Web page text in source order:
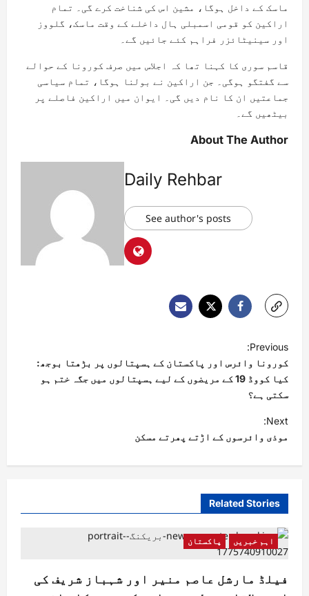
ماسک کے داخل ہوگا، مشین اس کی شناخت کرے گی۔ تمام
اراکین کو قومی اسمبلی ہال داخلے کے وقت ماسک، گلووز
اور سینیٹائزر فراہم کئے جائیں گے۔
قاسم سوری کا کہنا تھا کہ اجلاس میں صرف کورونا کے حوالے
سے گفتگو ہوگی۔ جن اراکین نے بولنا ہوگا، تمام سیاسی
جماعتیں ان کا نام دیں گی۔ ایوان میں اراکین فاصلے پر
بیٹھیں گے۔
About The Author
Daily Rehbar
See author's posts
Previous:
کورونا وائرس اور پاکستان کے ہسپتالوں پر بڑھتا بوجھ:
کیا کووڈ 19 کے مریضوں کے لیے ہسپتالوں میں جگہ ختم ہو
سکتی ہے؟
Next:
موذی وائرسوں کے اڑتے پھرتے مسکن
Related Stories
اہم خبریں پاکستان
فیلڈ مارشل عاصم منیر اور شہباز شریف کی